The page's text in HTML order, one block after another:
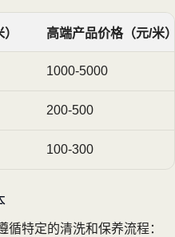
高端产品价格（元/米
1000-5000
200-500
100-300
特定的清洗和保养流程：